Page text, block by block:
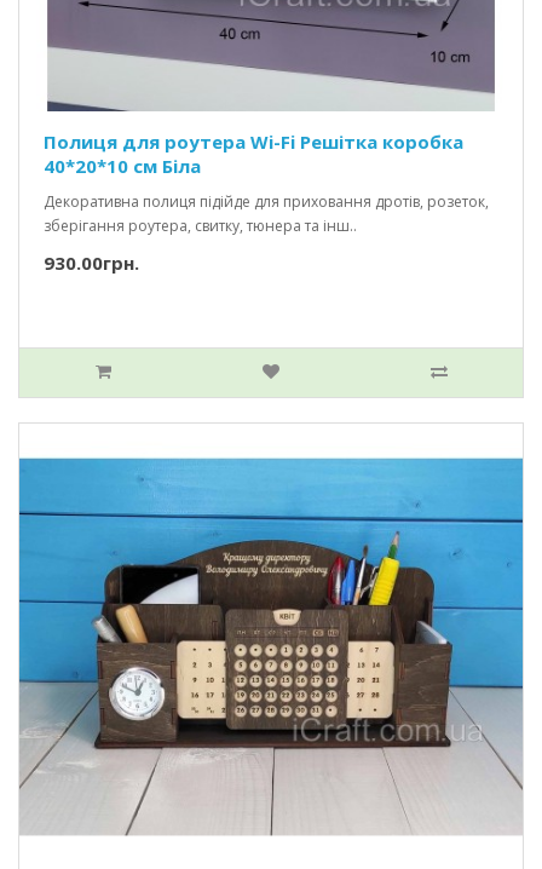
Полиця для роутера Wi-Fi Решітка коробка
40*20*10 см Біла
Декоративна полиця підійде для приховання дротів, розеток,
зберігання роутера, свитку, тюнера та інш..
930.00грн.